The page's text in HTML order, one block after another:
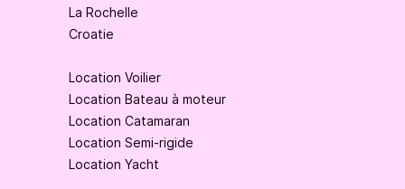
La Rochelle
Croatie
Location Voilier
Location Bateau à moteur
Location Catamaran
Location Semi-rigide
Location Yacht